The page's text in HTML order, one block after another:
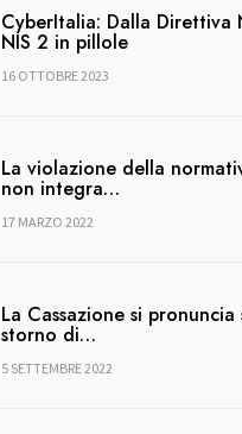
CyberItalia: Dalla Direttiva
NIS 2 in pillole
16 OTTOBRE 2023
La violazione della
non integra…
17 MARZO 2022
La Cassazione si pronuncia
storno di…
5 SETTEMBRE 2022